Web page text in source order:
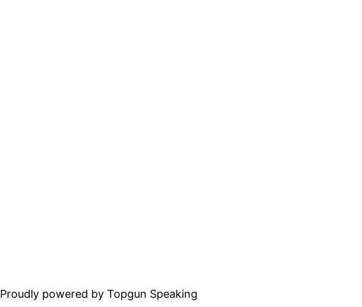
Proudly powered by Topgun Speaking